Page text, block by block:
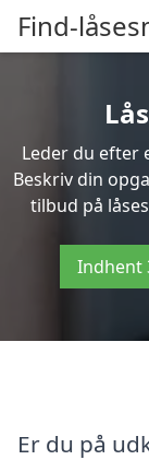
Find-
Leder du efter
Beskriv din
tilbud på
Indhent
Er du på